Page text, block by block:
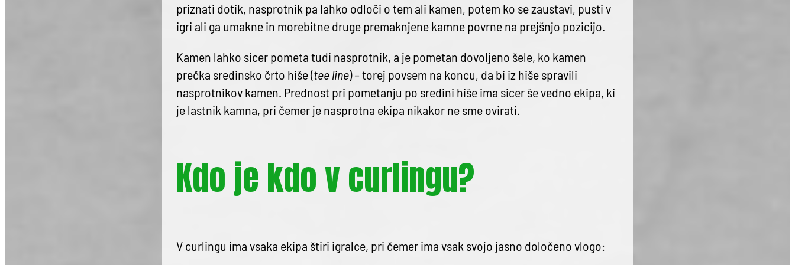
priznati dotik, nasprotnik pa lahko odloči o tem ali kamen, potem ko se zaustavi, pusti v
igri ali ga umakne in morebitne druge premaknjene kamne povrne na prejšnjo pozicijo.
Kamen lahko sicer pometa tudi nasprotnik, a je pometan dovoljeno šele, ko kamen
prečka sredinsko črto hiše (tee line) – torej povsem na koncu, da bi iz hiše spravili
nasprotnikov kamen. Prednost pri pometanju po sredini hiše ima sicer še vedno ekipa, ki
je lastnik kamna, pri čemer je nasprotna ekipa nikakor ne sme ovirati.
Kdo je kdo v curlingu?
V curlingu ima vsaka ekipa štiri igralce, pri čemer ima vsak svojo jasno določeno vlogo: